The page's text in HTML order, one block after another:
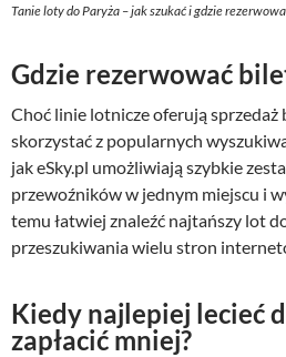
Tanie loty do Paryża – jak szukać i gdzie
Gdzie rezerwować
Choć linie lotnicze oferują sprzedaż
skorzystać z popularnych
jak eSky.pl umożliwiają szybkie
przewoźników w jednym miejscu i
temu łatwiej znaleźć najtańszy lot
przeszukiwania wielu stron
Kiedy najlepiej lecieć
zapłacić mniej?